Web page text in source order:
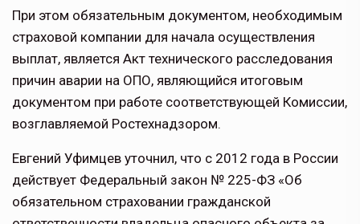
При этом обязательным документом, необходимым
страховой компании для начала осуществления
выплат, является Акт технического расследования
причин аварии на ОПО, являющийся итоговым
документом при работе соответствующей Комиссии,
возглавляемой Ростехнадзором.
Евгений Уфимцев уточнил, что с 2012 года в России
действует Федеральный закон № 225-ФЗ «Об
обязательном страховании гражданской